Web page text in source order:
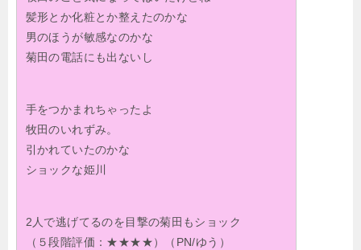
髪形とか化粧とか整えたのかな
男のほうが敏感なのかな
菊田の電話にも出ないし
手をつかまれちゃったよ
牧田のいれずみ。
引かれていたのかな
ショックな姫川
2人で逃げてるのを目撃の菊田もショック
（５段階評価：★★★★）（PN/ゆう）